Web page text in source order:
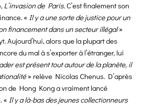
L’invasion de Paris.C’est finalement son
« Il y a une sorte de justice pour un
financement dans un secteur illégal»
Aujourd’hui, alors que la plupart des
du mal à s’exporter à l’étranger, lui
est présent tout autour de la planète, il
» relève Nicolas Chenus. D’après
de Hong Kong a vraiment lancé
« Il y a là-bas des jeunes collectionneurs